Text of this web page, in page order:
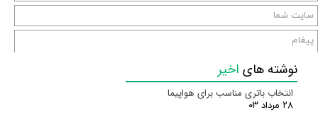
نوشته های اخیر
انتخاب باتری مناسب برای هواپیما
۲۸ مرداد ۰۳